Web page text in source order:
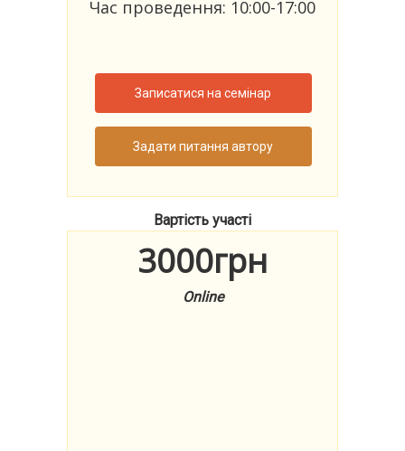
Час проведення: 10:00-17:00
Записатися на семінар
Задати питання автору
Вартість участі
3000грн
Online